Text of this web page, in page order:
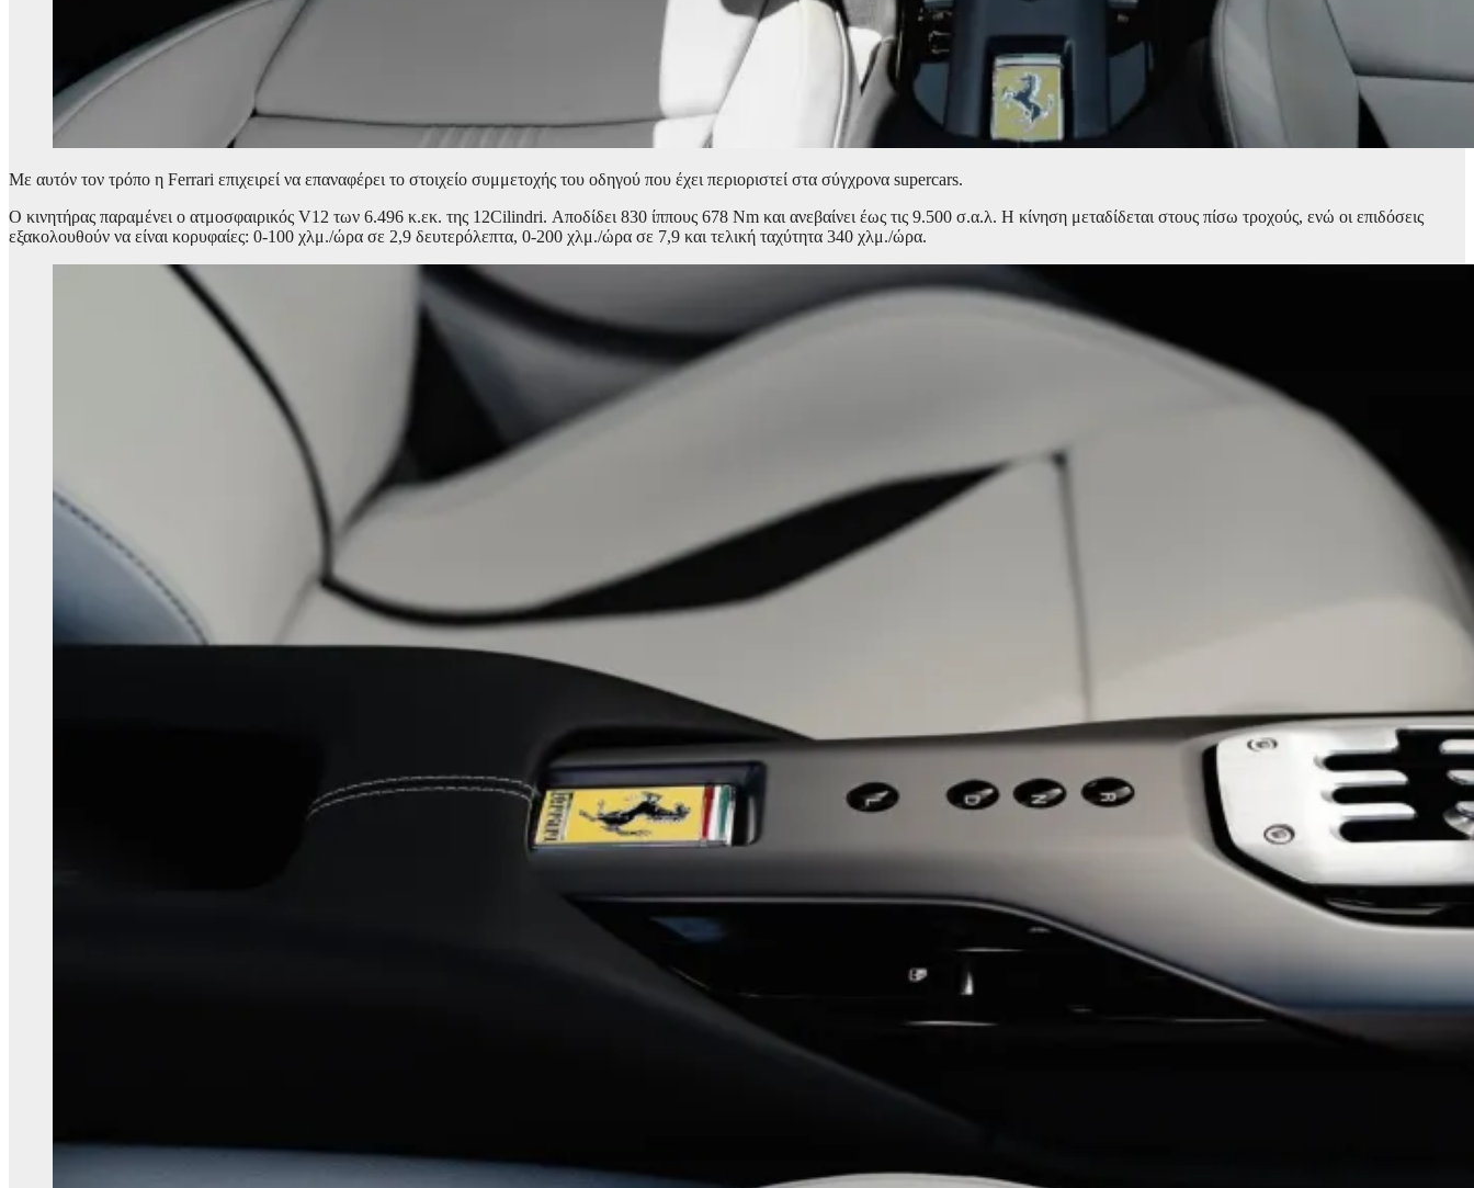
Με αυτόν τον τρόπο η Ferrari επιχειρεί να επαναφέρει το στοιχείο συμμετοχής του οδηγού που έχει περιοριστεί στα σύγχρονα supercars.
Ο κινητήρας παραμένει ο ατμοσφαιρικός V12 των 6.496 κ.εκ. της 12Cilindri. Αποδίδει 830 ίππους 678 Nm και ανεβαίνει έως τις 9.500 σ.α.λ. Η κίνηση μεταδίδεται στους πίσω τροχούς, ενώ οι επιδόσεις
εξακολουθούν να είναι κορυφαίες: 0-100 χλμ./ώρα σε 2,9 δευτερόλεπτα, 0-200 χλμ./ώρα σε 7,9 και τελική ταχύτητα 340 χλμ./ώρα.